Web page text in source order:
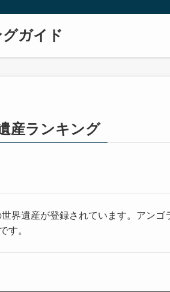
ガイド
産ランキング
世界遺産が登録されています。アン
す。